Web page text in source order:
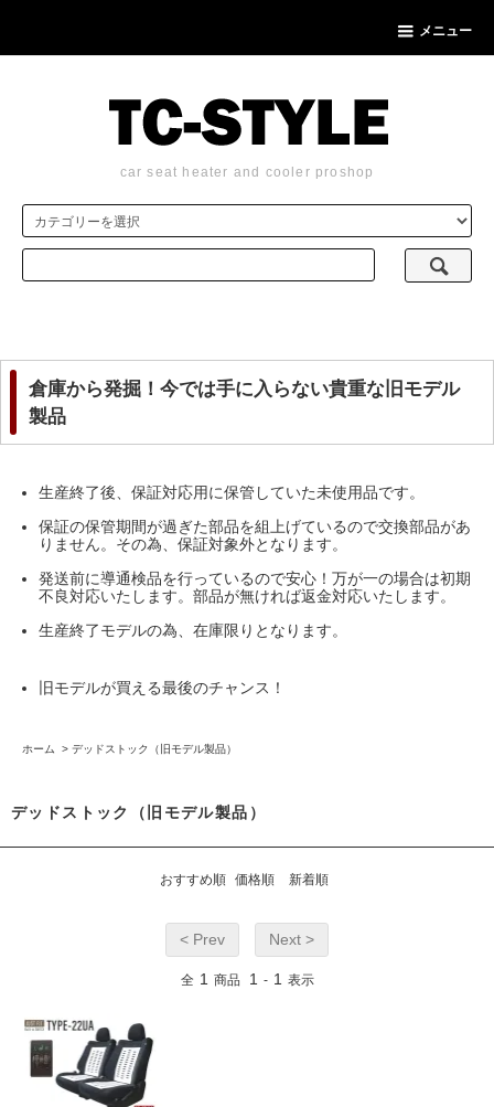
メニュー
car seat heater and cooler proshop
倉庫から発掘！今では手に入らない貴重な旧モデル
製品
生産終了後、保証対応用に保管していた未使用品です。
保証の保管期間が過ぎた部品を組上げているので交換部品があ
りません。その為、保証対象外となります。
発送前に導通検品を行っているので安心！万が一の場合は初期
不良対応いたします。部品が無ければ返金対応いたします。
生産終了モデルの為、在庫限りとなります。
旧モデルが買える最後のチャンス！
ホーム > デッドストック（旧モデル製品）
デッドストック（旧モデル製品）
おすすめ順 価格順 新着順
< Prev Next >
全 1 商品 1 - 1 表示